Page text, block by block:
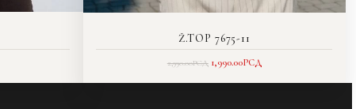
Ž.TOP 7675-11
2,990.00РСД 1,990.00РСД